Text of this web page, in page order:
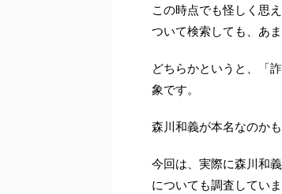
この時点でも怪しく思
ついて検索しても、あ
どちらかというと、「
象です。
森川和義が本名なのか
今回は、実際に森川和
についても調査してい